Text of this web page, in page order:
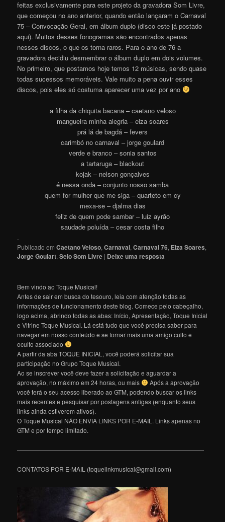
feitas exclusivamente para este projeto da gravadora Som Livre,
que começou no ano anterior, quando então lançaram o Carnaval
75 – Convocação Geral, em álbum duplo (disco este já postado
aqui). Muitos desses fonogramas são encontrados apenas
nesses discos, o que os torna raros. Para o ano de 76 a
gravadora decidiu desmembrar o álbum duplo em dois volumes.
No primeiro, que postamos hoje temos 12 músicas, sendo quase
todas sucessos memoráveis. Vale muito a pena ouvir esses
discos, pois eles só costuma aparecer uma vez por ano
a filha da chiquita bacana – caetano veloso
mangueira minha alegria – elza soares
prá lá de bagdá – fevers
carimbó no carnaval – jorge goulard
verde e branco – sonia santos
a tartaruga – blackout
kojak – nelson gonçalves
é nessa onda – conjunto nosso samba
quem for mulher que me siga – quarteto em cy
mexa-se – djalma dias
feliz de quem pode sambar – luiz ayrão
saudade poluída – cesar costa filho
.
Publicado em Caetano Veloso,Carnaval,Carnaval 76, Elza Soares,
Jorge Goulart,Selo Som Livre | Deixe uma resposta
Bem vindo ao Toque Musical!
Antes de sair em busca do tesouro, leia com atenção todas as
informações de funcionamento deste blog. Comece pelo cabeçalho,
logo acima, abrindo todas as abas: Início, Apresentação, Toque Inicial
e Vitrine Toque Musical. Lá está tudo que você precisa saber para
navegar em nosso conteúdo e se tornar mais uma amigo culto e
oculto associado
A partir da aba TOQUE INICIAL, você poderá solicitar sua
participação no Grupo Toque Musical.
Ao se inscrever você deve fazer a solicitação e aguardar a
aprovação, no máximo em 24 horas, ou mais
Após a aprovação
você terá o seu acesso liberado ao GTM, podendo buscar os links
mais recentes e pesquisar por postagens antigas (enquanto seus
links ainda estiverem ativos).
O Toque Musical NÃO ENVIA LINKS POR E-MAIL. Links apenas no
GTM e por tempo limitado.
———————————————————————————————
CONTATOS POR E-MAIL (toquelinkmusical@gmail.com)